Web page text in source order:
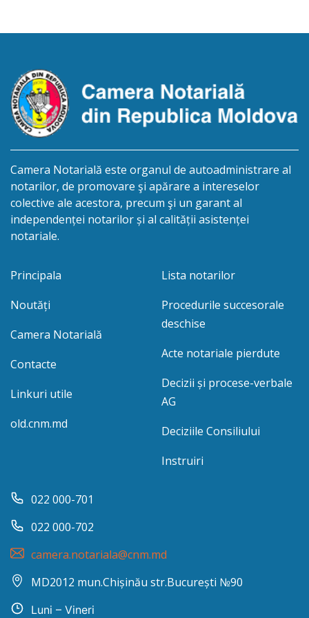
deschiderea procedurii succesorale în urma
născut la 29.11.1971, IDNP- 2002032074837
Eliberarea certificatului […]
Camera Notarială este organul de autoadministrare al
notarilor, de promovare şi apărare a intereselor
colective ale acestora, precum şi un garant al
independenței notarilor și al calității asistenței
notariale.
Principala
Noutăți
Camera Notarială
Contacte
Linkuri utile
old.cnm.md
Lista notarilor
Procedurile succesorale
deschise
Acte notariale pierdute
Decizii și procese-verbale
AG
Deciziile Consiliului
Instruiri
022 000-701
022 000-702
camera.notariala@cnm.md
MD2012 mun.Chișinău str.București №90
Luni – Vineri